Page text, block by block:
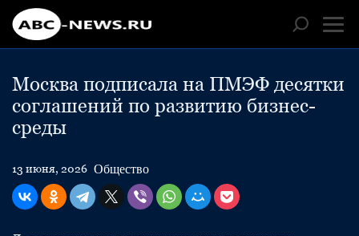
Москва подписала на ПМЭФ десятки
соглашений по развитию бизнес-
среды
13 июня, 2026 Общество